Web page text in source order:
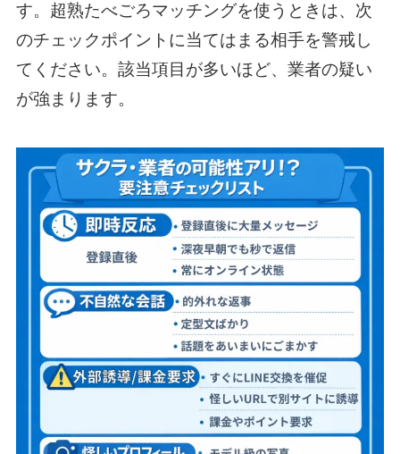
す。超熟たべごろマッチングを使うときは、次
のチェックポイントに当てはまる相手を警戒し
てください。該当項目が多いほど、業者の疑い
が強まります。